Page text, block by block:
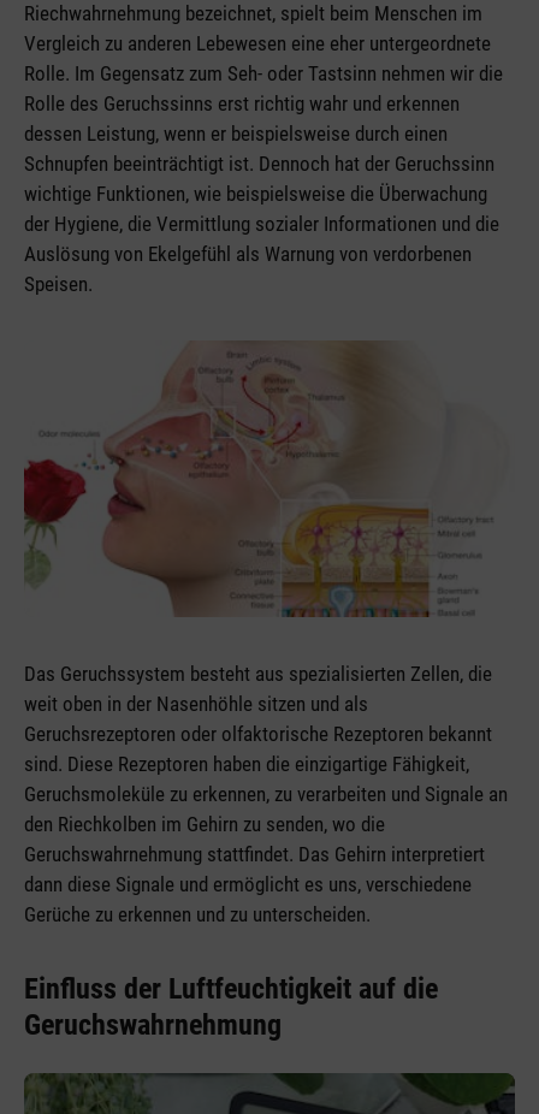
Riechwahrnehmung bezeichnet, spielt beim Menschen im
Vergleich zu anderen Lebewesen eine eher untergeordnete
Rolle. Im Gegensatz zum Seh- oder Tastsinn nehmen wir die
Rolle des Geruchssinns erst richtig wahr und erkennen
dessen Leistung, wenn er beispielsweise durch einen
Schnupfen beeinträchtigt ist. Dennoch hat der Geruchssinn
wichtige Funktionen, wie beispielsweise die Überwachung
der Hygiene, die Vermittlung sozialer Informationen und die
Auslösung von Ekelgefühl als Warnung von verdorbenen
Speisen.
Das Geruchssystem besteht aus spezialisierten Zellen, die
weit oben in der Nasenhöhle sitzen und als
Geruchsrezeptoren oder olfaktorische Rezeptoren bekannt
sind. Diese Rezeptoren haben die einzigartige Fähigkeit,
Geruchsmoleküle zu erkennen, zu verarbeiten und Signale an
den Riechkolben im Gehirn zu senden, wo die
Geruchswahrnehmung stattfindet. Das Gehirn interpretiert
dann diese Signale und ermöglicht es uns, verschiedene
Gerüche zu erkennen und zu unterscheiden.
Einfluss der Luftfeuchtigkeit auf die
Geruchswahrnehmung